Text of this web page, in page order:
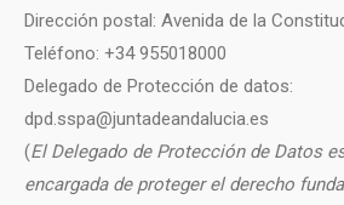
Dirección postal: Avenida de la
Teléfono: +34 955018000
Delegado de Protección de datos:
dpd.sspa@juntadeandalucia.es
(El Delegado de Protección de Datos
encargada de proteger el derecho